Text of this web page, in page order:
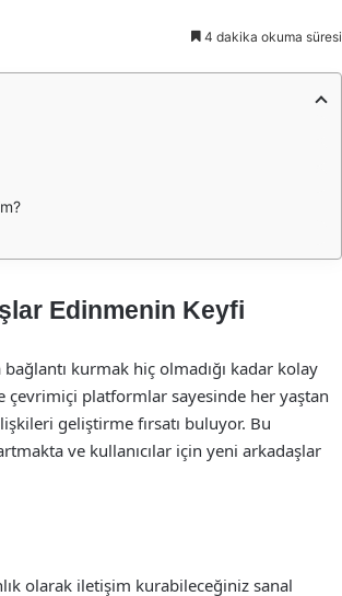
4 dakika okuma süresi
Edinmenin Keyfi
kurmak hiç olmadığı kadar kolay
çevrimiçi platformlar sayesinde her yaştan
geliştirme fırsatı buluyor. Bu
ve kullanıcılar için yeni arkadaşlar
olarak iletişim kurabileceğiniz sanal